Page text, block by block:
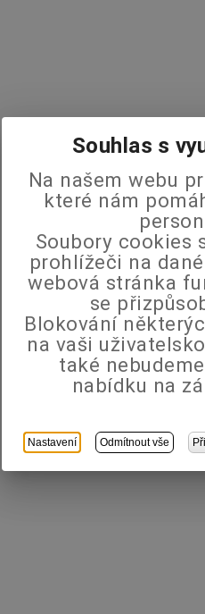
Souhlas s
Na našem webu
které nám
Soubory cookies
prohlížeči na
webová stránka
se
Blokování
na vaši
také
nabídku na
Nastavení Odmítnout vše